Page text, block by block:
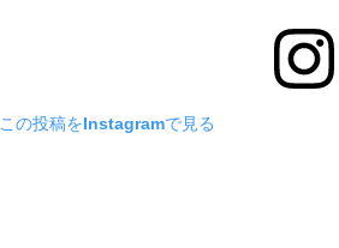
この投稿をInstagramで見る